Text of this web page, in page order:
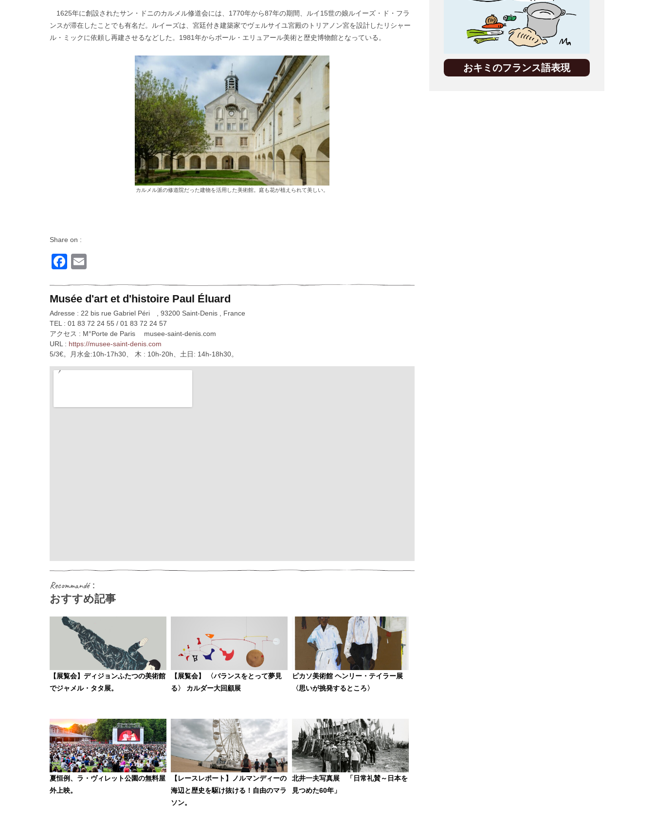
1625年に創設されたサン・ドニのカルメル修道会には、1770年から87年の期間、ルイ15世の娘ルイーズ・ド・フラ
ンスが滞在したことでも有名だ。ルイーズは、宮廷付き建築家でヴェルサイユ宮殿のトリアノン宮を設計したリシャー
ル・ミックに依頼し再建させるなどした。1981年からポール・エリュアール美術と歴史博物館となっている。
カルメル派の修道院だった建物を活用した美術館。庭も花が植えられて美しい。
Share on :
Facebook
Musée d'art et d'histoire Paul Éluard
Adresse : 22 bis rue Gabriel Péri , 93200 Saint-Denis , France
TEL : 01 83 72 24 55 / 01 83 72 24 57
アクセス : M°Porte de Paris musee-saint-denis.com
URL : https://musee-saint-denis.com
5/3€。月水金:10h-17h30、 木 : 10h-20h、土日: 14h-18h30。
Recommandé：
おすすめ記事
【展覧会】ディジョンふたつの美術館
でジャメル・タタ展。
【展覧会】 〈バランスをとって夢見
る〉 カルダー大回顧展
ピカソ美術館 ヘンリー・テイラー展
〈思いが挑発するところ〉
夏恒例、ラ・ヴィレット公園の無料屋
外上映。
【レースレポート】ノルマンディーの
海辺と歴史を駆け抜ける！自由のマラ
ソン。
北井一夫写真展 「日常礼賛～日本を
見つめた60年」
おキミのフランス語表現